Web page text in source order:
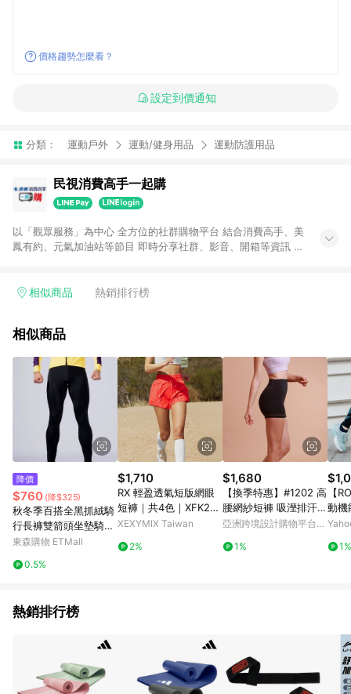
價格趨勢怎麼看？
設定到價通知
分類： 運動戶外 運動/健身用品 運動防護用品
民視消費高手一起購
以「觀眾服務」為中心 全方位的社群購物平台 結合消費高手、美
鳳有約、元氣加油站等節目 即時分享社群、影音、開箱等資訊 給
相似商品 熱銷排行榜
相似商品
降價
$760 (降$325)
秋冬季百搭全黑抓絨騎
行長褲雙箭頭坐墊騎行
褲山地公路車騎行男女
東森購物 ETMall
0.5%
$1,710
RX 輕盈透氣短版網眼
短褲｜共4色｜XFK2PS
1004
XEXYMIX Taiwan
2%
$1,680
【換季特惠】#1202 高
腰網紗短褲 吸溼排汗
親膚台灣製-黑
亞洲跨境設計購物平台
1%
【
動機
k/
1%
熱銷排行榜